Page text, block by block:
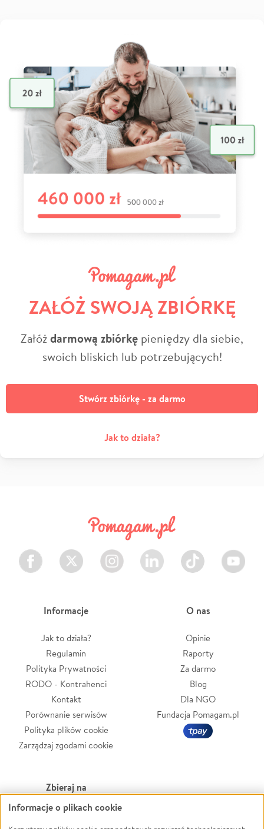
ZAŁÓŻ SWOJĄ ZBIÓRKĘ
Załóżdarmową zbiórkę pieniędzy dla siebie,
swoich bliskich lub potrzebujących!
Stwórz zbiórkę - za darmo
Jak to działa?
Facebook Twitter Instagram LinkedIn TikTok Youtube
Informacje
Jak to działa?
Regulamin
Polityka Prywatności
RODO - Kontrahenci
Kontakt
Porównanie serwisów
Polityka plików cookie
Zarządzaj zgodami cookie
O nas
Opinie
Raporty
Za darmo
Blog
Dla NGO
Fundacja Pomagam.pl
Zbieraj na
Leczenie
Informacje o plikach cookie